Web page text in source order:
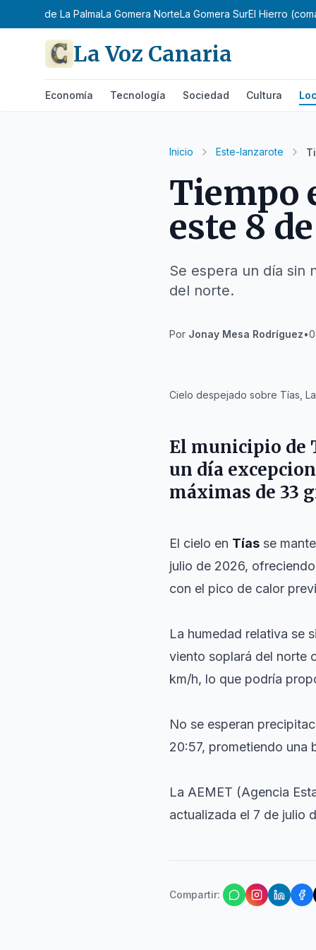
Noreste de La PalmaLa Gomera NorteLa Gomera SurEl Hierro
La Voz Canaria
Economía Tecnología Sociedad Cultura
Inicio Este-lanzarote
Tiempo
este 8
Se espera un día sin
del norte.
Por Jonay Mesa Rodríguez•
Cielo despejado sobre Tías,
El municipio de
un día
máximas de 33
El cielo en Tías se
julio de 2026,
con el pico de calor
La humedad relativa se
viento soplará del norte
km/h, lo que podría
No se esperan
20:57, prometiendo una
La AEMET (Agencia
actualizada el 7 de julio
Compartir: